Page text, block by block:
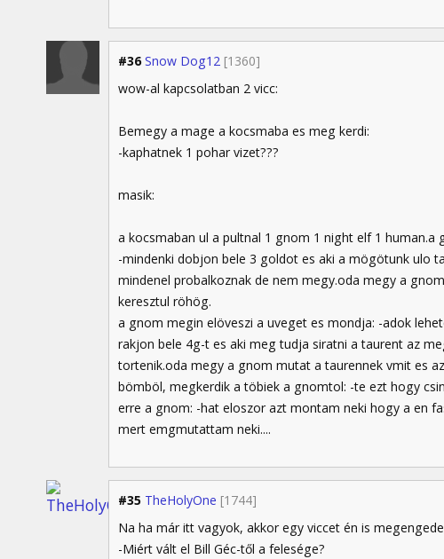
#36 Snow Dog12 [1360]
wow-al kapcsolatban 2 vicc:
Bemegy a mage a kocsmaba es meg kerdi:
-kaphatnek 1 pohar vizet???
masik:
a kocsmaban ul a pultnal 1 gnom 1 night elf 1 human.a
-mindenki dobjon bele 3 goldot es aki a mögötunk ulo
mindenel probalkoznak de nem megy.oda megy a
keresztul röhög.
a gnom megin elöveszi a uveget es mondja: -adok
rakjon bele 4g-t es aki meg tudja siratni a taurent az
tortenik.oda megy a gnom mutat a taurennek vmit es
bömböl, megkerdik a töbiek a gnomtol: -te ezt hogy
erre a gnom: -hat eloszor azt montam neki hogy a en
mert emgmutattam neki....
#35 TheHolyOne [1744]
Na ha már itt vagyok, akkor egy viccet én is
-Miért vált el Bill Géc-től a felesége?